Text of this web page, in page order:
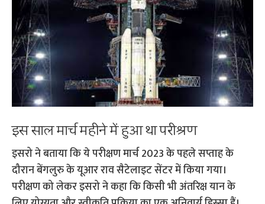
इस साल मार्च महीने में हुआ था परीश्रण
इसरो ने बताया कि ये परीक्षण मार्च 2023 के पहले सप्ताह के
दौरान बेंगलुरु के यूआर राव सैटेलाइट सेंटर में किया गया।
परीक्षण को लेकर इसरो ने कहा कि किसी भी अंतरिक्ष यान के